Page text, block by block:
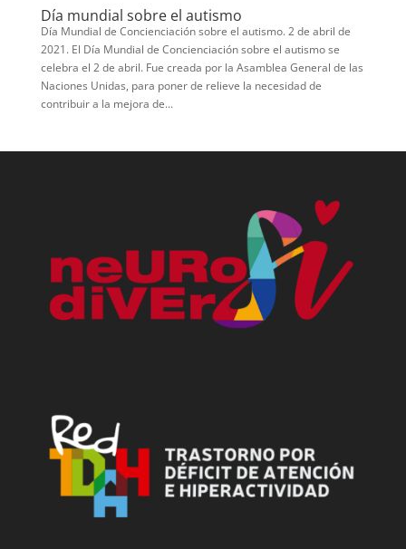
Día mundial sobre el autismo
Día Mundial de Concienciación sobre el autismo. 2 de abril de
2021. El Día Mundial de Concienciación sobre el autismo se
celebra el 2 de abril. Fue creada por la Asamblea General de las
Naciones Unidas, para poner de relieve la necesidad de
contribuir a la mejora de...